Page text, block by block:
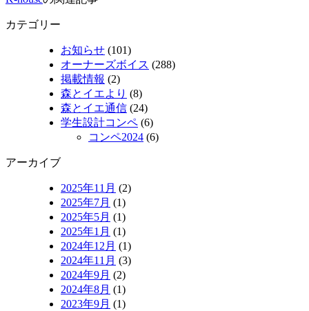
カテゴリー
お知らせ (101)
オーナーズボイス (288)
掲載情報 (2)
森とイエより (8)
森とイエ通信 (24)
学生設計コンペ (6)
コンペ2024 (6)
アーカイブ
2025年11月 (2)
2025年7月 (1)
2025年5月 (1)
2025年1月 (1)
2024年12月 (1)
2024年11月 (3)
2024年9月 (2)
2024年8月 (1)
2023年9月 (1)